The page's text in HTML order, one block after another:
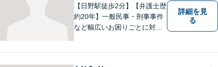
風評被害対策など」
【日野駅徒歩2分】【弁護士歴
約20年】一般民事・刑事事件
など幅広いお困りごとに対応
詳細を見
る